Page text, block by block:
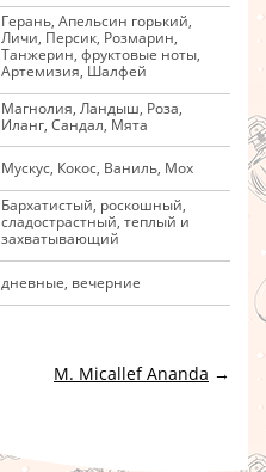
Герань, Апельсин горький,
Личи, Персик, Розмарин,
Танжерин, фруктовые ноты,
Артемизия, Шалфей
Магнолия, Ландыш, Роза,
Иланг, Сандал, Мята
Мускус, Кокос, Ваниль, Мох
Бархатистый, роскошный,
сладострастный, теплый и
захватывающий
дневные, вечерние
M. Micallef Ananda →